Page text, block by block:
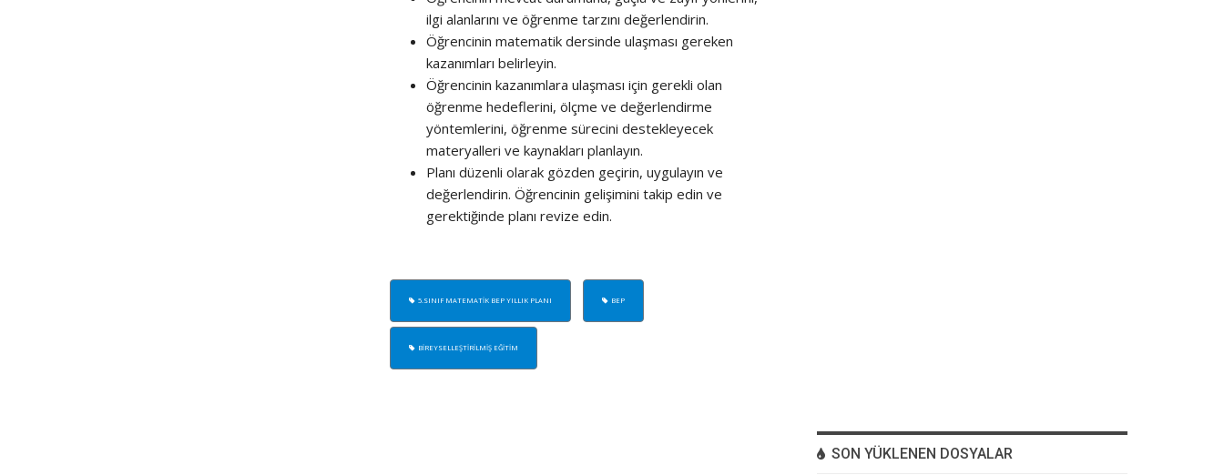
ilgi alanlarını ve öğrenme tarzını değerlendirin.
Öğrencinin matematik dersinde ulaşması gereken
kazanımları belirleyin.
Öğrencinin kazanımlara ulaşması için gerekli olan
öğrenme hedeflerini, ölçme ve değerlendirme
yöntemlerini, öğrenme sürecini destekleyecek
materyalleri ve kaynakları planlayın.
Planı düzenli olarak gözden geçirin, uygulayın ve
değerlendirin. Öğrencinin gelişimini takip edin ve
gerektiğinde planı revize edin.
5.SINIF MATEMATIK BEP YILLIK PLANI BEP
BIREYSELLEŞTIRILMIŞ EĞITIM
SON YÜKLENEN DOSYALAR